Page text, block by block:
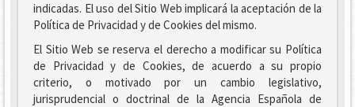
indicadas. El uso del Sitio Web implicará la aceptación de la
Política de Privacidad y de Cookies del mismo.
El Sitio Web se reserva el derecho a modificar su Política
de Privacidad y de Cookies, de acuerdo a su propio
criterio, o motivado por un cambio legislativo,
jurisprudencial o doctrinal de la Agencia Española de